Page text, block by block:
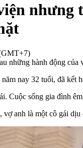
nhưng
những hành động
nay 32 tuổi, đã kết
Cuộc sống gia đình
vợ anh là một cô gái